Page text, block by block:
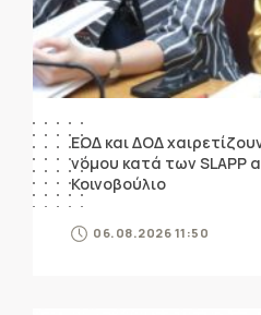
ΕΟΔ και ΔΟΔ
νόμου κατά των SLAPP
Κοινοβούλιο
06.08.2026 11:50